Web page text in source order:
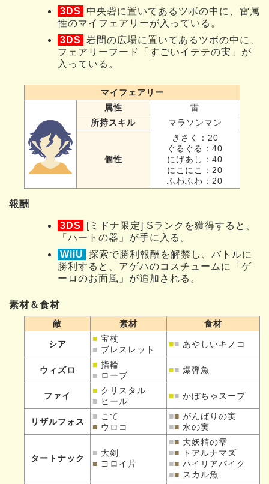
3DS
中央砦に置いてあるツボの中に、雷属
性のマイフェアリーが入っている。
3DS
岩間の広場に置いてあるツボの中に、
フェアリーフード「すごいイテテの実」が
入っている。
マイフェアリー
属性
雷
所持スキル
マラソンマン
個性
きさく：20
ぐるぐる：40
にげあし：40
にこにこ：20
ふわふわ：20
報酬
3DS
[ミドナ限定] Sランクを獲得すると、
「ハートの器」が手に入る。
WiiU
探索で勝利報酬を解禁し、バトルに
勝利すると、アゲハのコスチュームに「ゲ
ーロのお面風」が追加される。
素材＆食材
敵 素材 食材
シア
■ 宝杖
■ ブレスレット
■■ あやしいキノコ
ウィズロ
■ 指輪
■ ローブ
■■ 爆弾魚
ファイ
■ クリスタル
■ ヒール
■■ かぼちゃスープ
リザルフォス
■ こて
■ ウロコ
■■ がんばりの実
■■ 水の実
タートナック
■ 大剣
■ ヨロイ片
■■ 大妖精の雫
■■ トアルナマズ
■■ ハイリアパイク
■■ スカル魚